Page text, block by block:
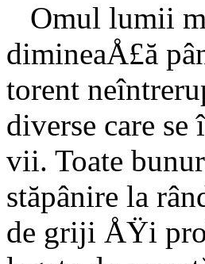
Omul lumii
dimineaÅ£ă
torent
diver­se care
vii. Toate
stăpânire la
de griji ÅŸi